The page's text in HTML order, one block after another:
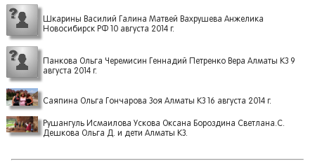
Шкарины Василий Галина Матвей Вахрушева Анжелика
Новосибирск РФ 10 августа 2014 г.
Панкова Ольга Черемисин Геннадий Петренко Вера Алматы КЗ 9
августа 2014 г.
Саяпина Ольга Гончарова Зоя Алматы КЗ 16 августа 2014 г.
Рушангуль Исмаилова Ускова Оксана Бороздина Светлана.С.
Дешкова Ольга Д. и дети Алматы КЗ.